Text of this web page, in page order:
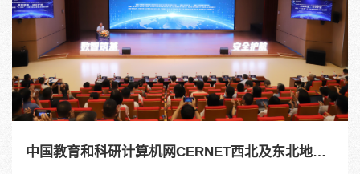
中国教育和科研计算机网CERNET西北及东北地区2026年学术年会在宁夏大学召开